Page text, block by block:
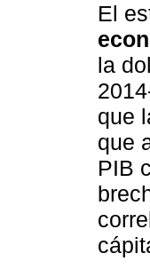
El
la
que
que
PIB